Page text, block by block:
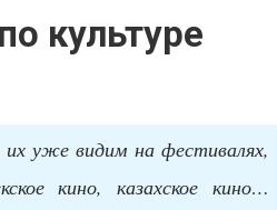
культуре
уже видим на фестивалях,
кино, казахское кино…